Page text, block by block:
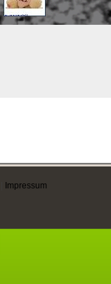
Impressum